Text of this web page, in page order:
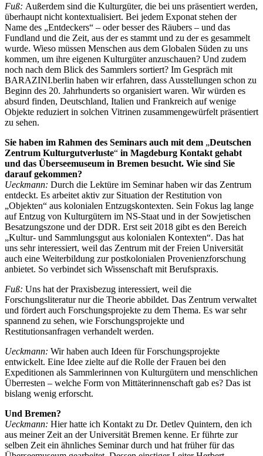
Fuß: Außerdem sind die Kulturgüter, die bei uns präsentiert werden,
überhaupt nicht kontextualisiert. Bei jedem Exponat stehen der
Name des „Entdeckers“ – oder besser des Räubers – und das
Fundland und die Zeit, aus der es stammt und zu der es gesammelt
wurde. Wieso müssen Menschen aus dem Globalen Süden zu uns
kommen, um ihre eigenen Kulturgüter anzuschauen? Und zudem
noch nach dem Blick des Sammlers sortiert? Im Gespräch mit
BARAZINI.berlin haben wir erfahren, dass Ausstellungen schon zu
Beginn des 20. Jahrhunderts so organisiert waren. Wir würden es
absurd finden, Deutschland, Italien und Frankreich auf wenige
Objekte reduziert in solchen Vitrinen zusammengewürfelt präsentiert
zu sehen.
Sie haben im Rahmen des Seminars auch mit dem „Deutschen
Zentrum Kulturgutverluste“ in Magdeburg Kontakt gehabt
und das Überseemuseum in Bremen besucht. Wie sind Sie
darauf gekommen?
Ueckmann: Durch die Lektüre im Seminar haben wir das Zentrum
entdeckt. Es arbeitet aktiv zur Situation der Restitution von
„Objekten“ aus kolonialen Entzugskontexten. Sein Fokus lag lange
auf Entzug von Kulturgütern im NS-Staat und in der Sowjetischen
Besatzungszone und der DDR. Erst seit 2018 gibt es den Bereich
„Kultur- und Sammlungsgut aus kolonialen Kontexten“. Das hat
uns sehr interessiert, weil das Zentrum mit der Freien Universität
auch eine Weiterbildung zur postkolonialen Provenienzforschung
anbietet. So verbindet sich Wissenschaft mit Berufspraxis.
Fuß: Uns hat der Praxisbezug interessiert, weil die
Forschungsliteratur nur die Theorie abbildet. Das Zentrum verwaltet
und fördert auch Forschungsprojekte zu dem Thema. Es war sehr
spannend zu sehen, wie Forschungsprojekte und
Restitutionsanfragen verhandelt werden.
Ueckmann: Wir haben auch Ideen für Forschungsprojekte
entwickelt. Eine Idee zielte auf die Rolle der Frauen bei den
Expeditionen als Sammlerinnen von Kulturgütern und menschlichen
Überresten – welche Form von Mittäterinnenschaft gab es? Das ist
bislang wenig erforscht.
Und Bremen?
Ueckmann: Hier hatte ich Kontakt zu Dr. Detlev Quintern, den ich
aus meiner Zeit an der Universität Bremen kenne. Er führte zur
selben Zeit ein ähnliches Seminar durch und hat früher für das